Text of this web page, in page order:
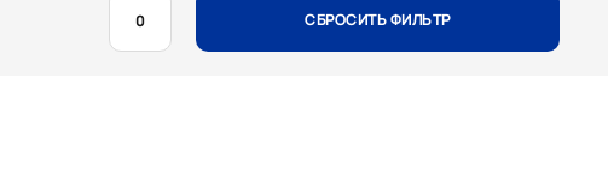
0 СБРОСИТЬ ФИЛЬТР